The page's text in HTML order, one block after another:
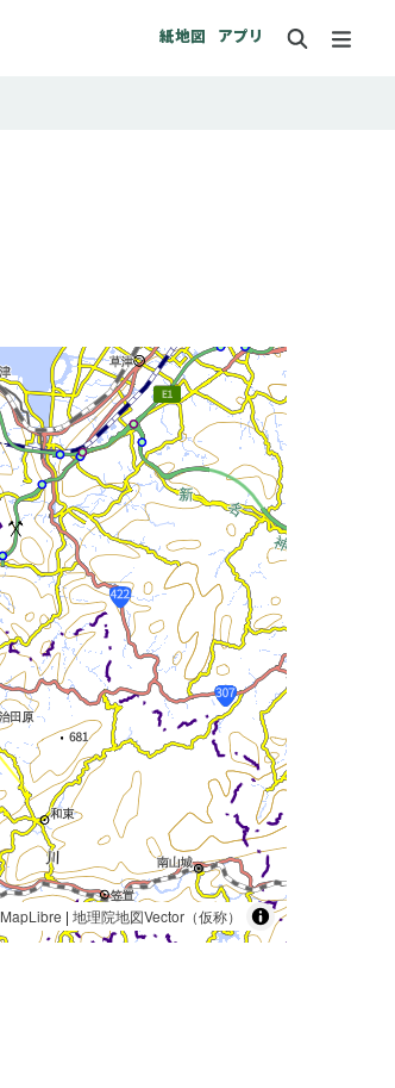
紙地図 アプリ
MapLibre |地理院地図Vector（仮称）